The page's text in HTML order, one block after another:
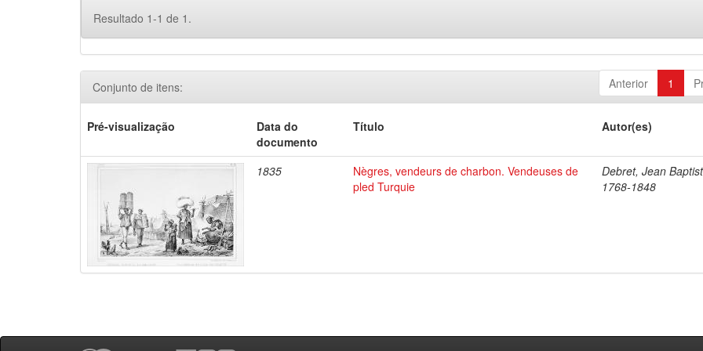
Resultado 1-1 de 1.
Anterior 1
Conjunto de itens:
Pré-visualização
Data do
documento
Título Autor(es)
1835
Nègres, vendeurs de charbon. Vendeuses de
pled Turquie
Debret, Jean
1768-1848